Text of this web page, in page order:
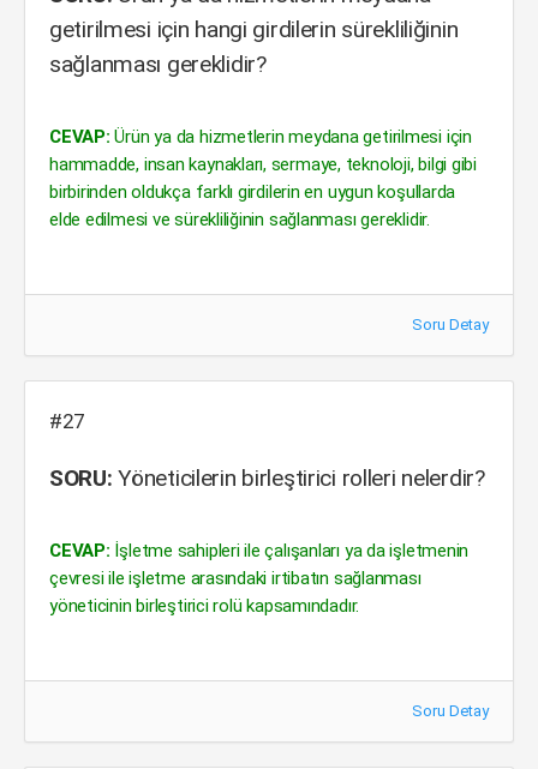
getirilmesi için hangi girdilerin sürekliliğinin
sağlanması gereklidir?
CEVAP: Ürün ya da hizmetlerin meydana getirilmesi için
hammadde, insan kaynakları, sermaye, teknoloji, bilgi gibi
birbirinden oldukça farklı girdilerin en uygun koşullarda
elde edilmesi ve sürekliliğinin sağlanması gereklidir.
Soru Detay
#27
SORU: Yöneticilerin birleştirici rolleri nelerdir?
CEVAP: İşletme sahipleri ile çalışanları ya da işletmenin
çevresi ile işletme arasındaki irtibatın sağlanması
yöneticinin birleştirici rolü kapsamındadır.
Soru Detay